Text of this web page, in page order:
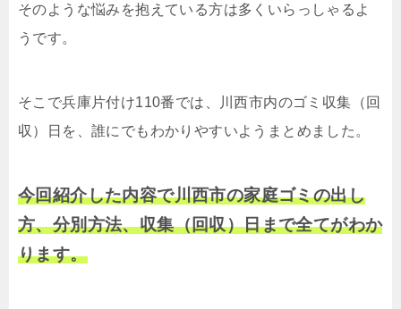
そのような悩みを抱えている方は多くいらっしゃるよ
うです。
そこで兵庫片付け110番では、川西市内のゴミ収集（回
収）日を、誰にでもわかりやすいようまとめました。
今回紹介した内容で川西市の家庭ゴミの出し
方、分別方法、収集（回収）日まで全てがわか
ります。